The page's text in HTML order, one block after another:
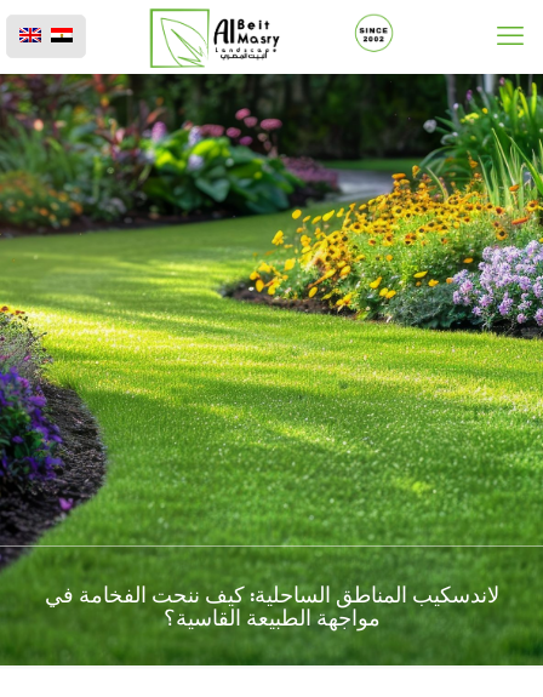
لاندسكيب المناطق الساحلية: كيف ننحت الفخامة في
مواجهة الطبيعة القاسية؟